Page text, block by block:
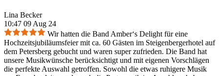
Lina Becker
10:47 09 Aug 24
Wir hatten die Band Amber‘s Delight für eine
Hochzeitsjubiläumsfeier mit ca. 60 Gästen im Steigenbergerhotel auf
dem Petersberg gebucht und waren super zufrieden. Die Band hat
unsere Musikwünsche berücksichtigt und mit eigenen Vorschlägen
die perfekte Auswahl getroffen. Sowohl die etwas ruhigere Musik